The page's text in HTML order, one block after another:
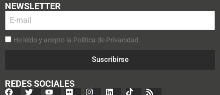
NEWSLETTER
He leído y acepto la Política de Privacidad.
Suscribirse
REDES SOCIALES